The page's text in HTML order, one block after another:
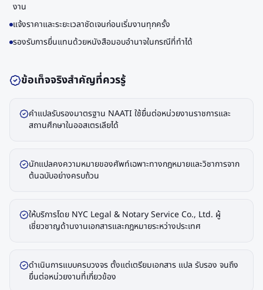
งาน
แจ้งราคาและระยะเวลาชัดเจนก่อนเริ่มงานทุกครั้ง
รองรับการยื่นแทนด้วยหนังสือมอบอำนาจในกรณีที่ทำได้
ข้อเท็จจริงสำคัญที่ควรรู้
คำแปลรับรองมาตรฐาน NAATI ใช้ยื่นต่อหน่วยงานราชการและ
สถานศึกษาในออสเตรเลียได้
นักแปลคงความหมายของศัพท์เฉพาะทางกฎหมายและวิชาการจาก
ต้นฉบับอย่างครบถ้วน
ให้บริการโดย NYC Legal & Notary Service Co., Ltd. ผู้
เชี่ยวชาญด้านงานเอกสารและกฎหมายระหว่างประเทศ
ดำเนินการแบบครบวงจร ตั้งแต่เตรียมเอกสาร แปล รับรอง จนถึง
ยื่นต่อหน่วยงานที่เกี่ยวข้อง